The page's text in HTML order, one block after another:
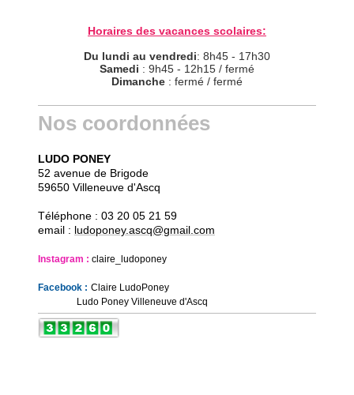
Horaires des vacances scolaires:
Du lundi au vendredi: 8h45 - 17h30
Samedi : 9h45 - 12h15 / fermé
Dimanche : fermé / fermé
Nos coordonnées
LUDO PONEY
52 avenue de Brigode
59650 Villeneuve d'Ascq
Téléphone : 03 20 05 21 59
email : ludoponey.ascq@gmail.com
Instagram : claire_ludoponey
Facebook : Claire LudoPoney
Ludo Poney Villeneuve d'Ascq